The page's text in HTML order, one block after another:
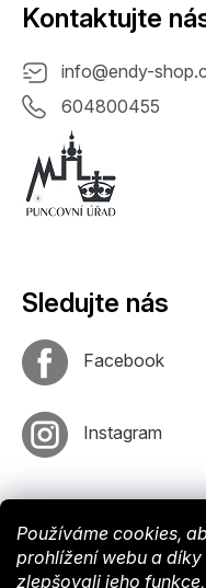
Používáme cookies,
prohlížení webu a
zlepšovali jeho
Kontaktujte
info@endy-
604800455
Sledujte nás
Facebook
Instagram